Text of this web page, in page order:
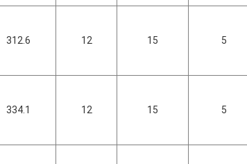
312.6 12 15 5
334.1 12 15 5